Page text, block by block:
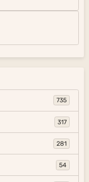
735
317
281
54